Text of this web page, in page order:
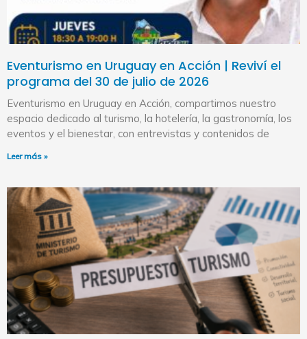
Eventurismo en Uruguay en Acción | Reviví el
programa del 30 de julio de 2026
Eventurismo en Uruguay en Acción, compartimos nuestro
espacio dedicado al turismo, la hotelería, la gastronomía, los
eventos y el bienestar, con entrevistas y contenidos de
Leer más »